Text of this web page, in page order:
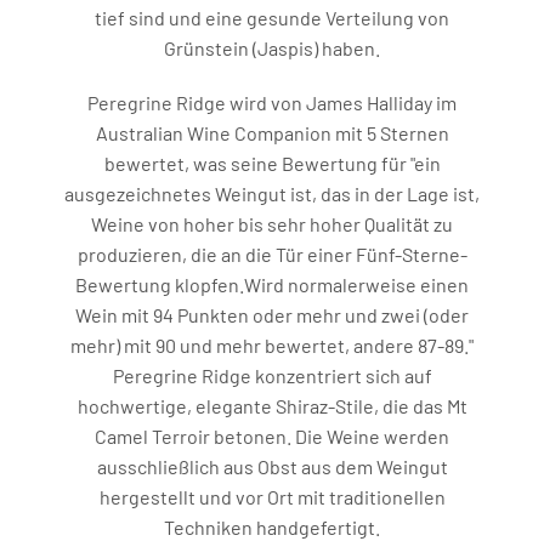
tief sind und eine gesunde Verteilung von
Grünstein (Jaspis) haben.
Peregrine Ridge wird von James Halliday im
Australian Wine Companion mit 5 Sternen
bewertet, was seine Bewertung für "ein
ausgezeichnetes Weingut ist, das in der Lage ist,
Weine von hoher bis sehr hoher Qualität zu
produzieren, die an die Tür einer Fünf-Sterne-
Bewertung klopfen.Wird normalerweise einen
Wein mit 94 Punkten oder mehr und zwei (oder
mehr) mit 90 und mehr bewertet, andere 87-89."
Peregrine Ridge konzentriert sich auf
hochwertige, elegante Shiraz-Stile, die das Mt
Camel Terroir betonen. Die Weine werden
ausschließlich aus Obst aus dem Weingut
hergestellt und vor Ort mit traditionellen
Techniken handgefertigt.